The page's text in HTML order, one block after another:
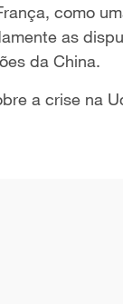
como
as
da China.
a crise na